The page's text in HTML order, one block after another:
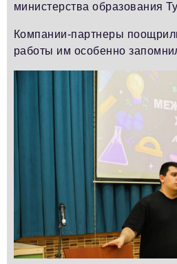
министерства образования
Компании-партнеры
работы им особенно